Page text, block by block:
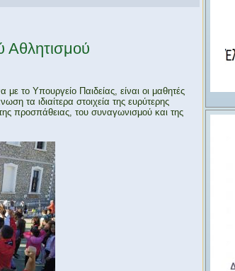
Αθλητισμού
το Υπουργείο Παιδείας, είναι οι μαθητές
τα ιδιαίτερα στοιχεία της ευρύτερης
προσπάθειας, του συναγωνισμού και της